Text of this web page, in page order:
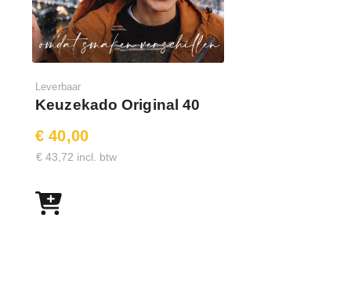
Leverbaar
Keuzekado Original 40
€ 40,00
€ 43,72 incl. btw